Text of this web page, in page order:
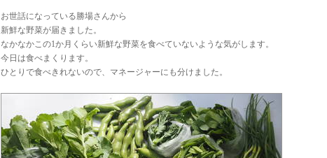
お世話になっている勝場さんから
新鮮な野菜が届きました。
なかなかこの1か月くらい新鮮な野菜を食べていないような気がします。
今日は食べまくります。
ひとりで食べきれないので、マネージャーにも分けました。